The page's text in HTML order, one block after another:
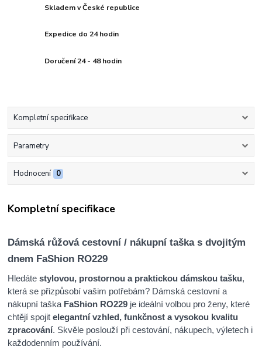
Skladem v České republice
Expedice do 24 hodin
Doručení 24 - 48 hodin
Kompletní specifikace
Parametry
Hodnocení 0
Kompletní specifikace
Dámská růžová cestovní / nákupní taška s dvojitým
dnem FaShion RO229
Hledátestylovou, prostornou a praktickou dámskou tašku,
která se přizpůsobí vašim potřebám? Dámská cestovní a
nákupní taška FaShion RO229 je ideální volbou pro ženy, které
chtějí spojitelegantní vzhled, funkčnost a vysokou kvalitu
zpracování. Skvěle poslouží při cestování, nákupech, výletech i
každodenním používání.